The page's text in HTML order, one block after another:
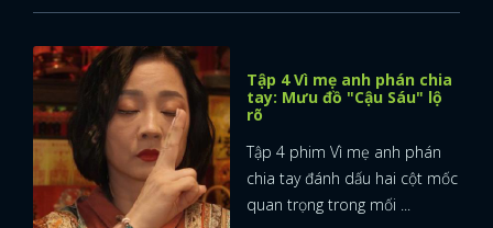
Tập 4 Vì mẹ anh phán chia
tay: Mưu đồ "Cậu Sáu" lộ
rõ
Tập 4 phim Vì mẹ anh phán
chia tay đánh dấu hai cột mốc
quan trọng trong mối ...